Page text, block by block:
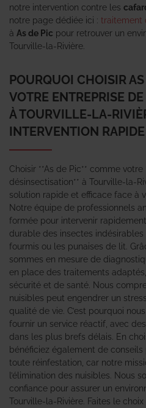
notre intervention contre les
notre page dédiée ici : traitement
à As de Pic pour retrouver un
Tourville-la-Rivière.
POURQUOI CHOISIR
VOTRE ENTREPRISE
À TOURVILLE-LA-
INTERVENTION
Choisir **As de Pic** comme
désinsectisation** à Tourville-la-
solution rapide et efficace face à
Notre équipe de professionnels
formée pour intervenir
durable des insectes
fourmis ou les punaises de lit.
sommes en mesure de
en place des traitements
sécurité et de santé. Nous
nuisibles peut engendrer un
qualité de vie. C’est pourquoi
fournir un service réactif, avec
dans les plus brefs délais. En
bénéficiez également de
toute réinfestation, car notre
l’élimination des nuisibles. Nous
confiance pour assurer un
Tourville-la-Rivière. Faites le